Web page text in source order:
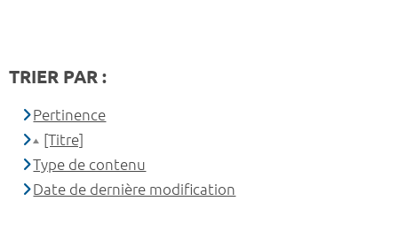
TRIER PAR :
Pertinence
[Titre]
Type de contenu
Date de dernière modification